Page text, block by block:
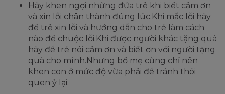
Hãy khen ngợi những đứa trẻ khi biết cảm ơn
và xin lỗi chân thành đúng lúc.Khi mắc lỗi hãy
để trẻ xin lỗi và hướng dẫn cho trẻ làm cách
nào để chuộc lỗi.Khi được người khác tặng quà
hãy để trẻ nói cảm ơn và biết ơn với người tặng
quà cho mình.Nhưng bố mẹ cũng chỉ nên
khen con ở mức độ vừa phải để tránh thói
quen ỷ lại.